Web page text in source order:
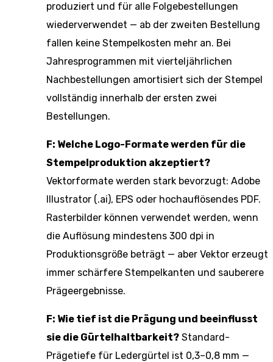
produziert und für alle Folgebestellungen
wiederverwendet — ab der zweiten Bestellung
fallen keine Stempelkosten mehr an. Bei
Jahresprogrammen mit vierteljährlichen
Nachbestellungen amortisiert sich der Stempel
vollständig innerhalb der ersten zwei
Bestellungen.
F: Welche Logo-Formate werden für die
Stempelproduktion akzeptiert?
Vektorformate werden stark bevorzugt: Adobe
Illustrator (.ai), EPS oder hochauflösendes PDF.
Rasterbilder können verwendet werden, wenn
die Auflösung mindestens 300 dpi in
Produktionsgröße beträgt — aber Vektor erzeugt
immer schärfere Stempelkanten und sauberere
Prägeergebnisse.
F: Wie tief ist die Prägung und beeinflusst
sie die Gürtelhaltbarkeit? Standard-
Prägetiefe für Ledergürtel ist 0,3–0,8 mm —